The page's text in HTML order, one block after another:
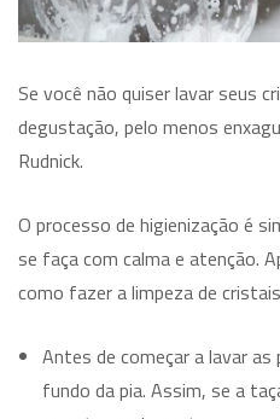
Se você não quiser lavar seus
degustação, pelo menos
Rudnick.
O processo de higienização é
se faça com calma e atenção.
como fazer a limpeza de
Antes de começar a lavar
fundo da pia. Assim, se a